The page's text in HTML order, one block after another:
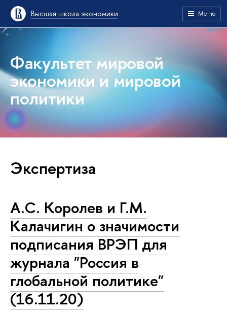
Высшая школа экономики Меню
Факультет мировой
экономики и мировой
политики
Экспертиза
А.С. Королев и Г.М.
Калачигин о значимости
подписания ВРЭП для
журнала "Россия в
глобальной политике"
(16.11.20)